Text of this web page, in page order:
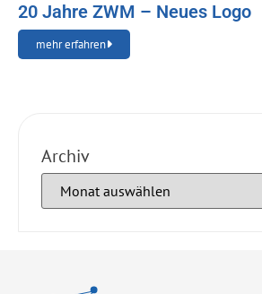
20 Jahre ZWM – Neues Logo
mehr erfahren
Archiv